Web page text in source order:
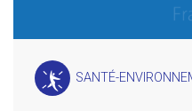
SANTÉ-